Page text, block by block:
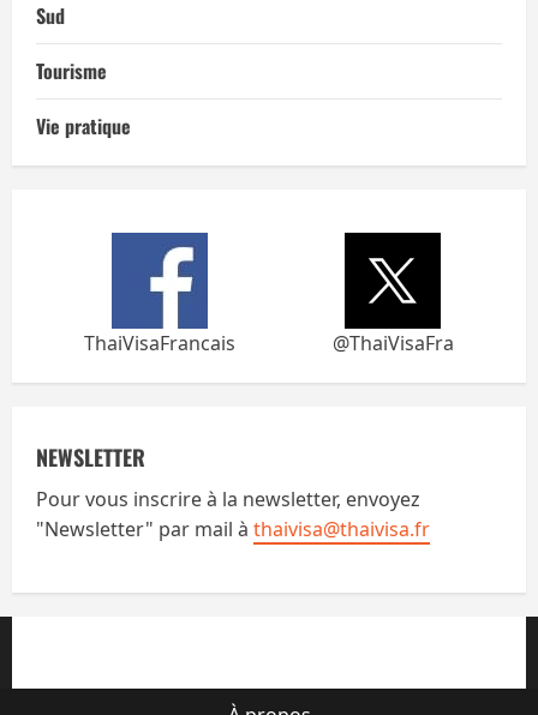
Sud
Tourisme
Vie pratique
ThaiVisaFrancais @ThaiVisaFra
NEWSLETTER
Pour vous inscrire à la newsletter, envoyez
"Newsletter" par mail à thaivisa@thaivisa.fr